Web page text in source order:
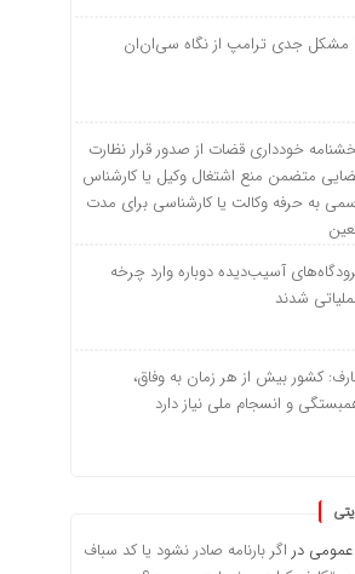
خودداری قضات از صدور قرار نظارت
متضمن منع اشتغال وکیل یا کارشناس
به حرفه وکالت یا کارشناسی برای مدت
آسیب‌دیده دوباره وارد چرخه
شدند
کشور بیش از هر زمان به وفاق،
و انسجام ملی نیاز دارد
عمومی در اگر بارنامه صادر نشود یا کد سباف